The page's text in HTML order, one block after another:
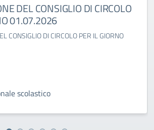
DEL CONSIGLIO DI CIRCOLO
01.07.2026
CONSIGLIO DI CIRCOLO PER IL GIORNO
scolastico